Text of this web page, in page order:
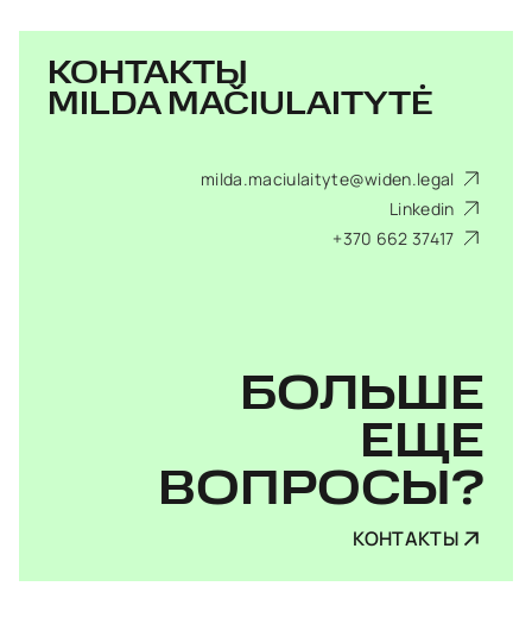
КОНТАКТЫ
MILDA MAČIULAITYTĖ
milda.maciulaityte@widen.legal
Linkedin
+370 662 37417
БОЛЬШЕ
ЕЩЕ
ВОПРОСЫ?
КОНТАКТЫ